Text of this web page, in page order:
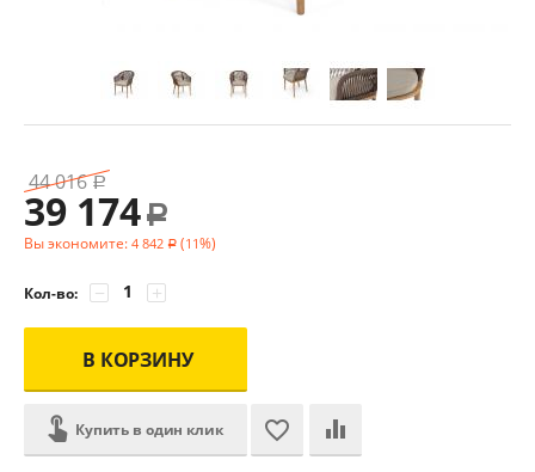
44 016 Р
39 174 Р
Вы экономите: 4 842 Р (11%)
Кол-во: +
−
В КОРЗИНУ
Купить в один клик